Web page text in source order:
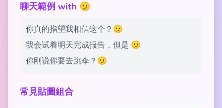
聊天範例 with 🫤
你真的指望我相信这个？🫤
我会试着明天完成报告，但是 🫤
你刚说你要去跳伞？🫤
常見貼圖組合